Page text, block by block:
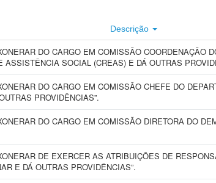
Descrição
DO CARGO EM COMISSÃO COORDENAÇÃO
ASSISTÊNCIA SOCIAL (CREAS) E DÁ OUTRAS
DO CARGO EM COMISSÃO CHEFE DO
PROVIDÊNCIAS”.
DO CARGO EM COMISSÃO DIRETORA DO
DE EXERCER AS ATRIBUIÇÕES DE
E DÁ OUTRAS PROVIDÊNCIAS”.